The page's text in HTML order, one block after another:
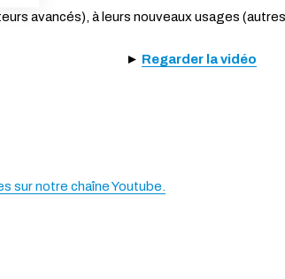
avancés), à leurs nouveaux usages
► Regarder la vidéo
sur notre chaîne Youtube.